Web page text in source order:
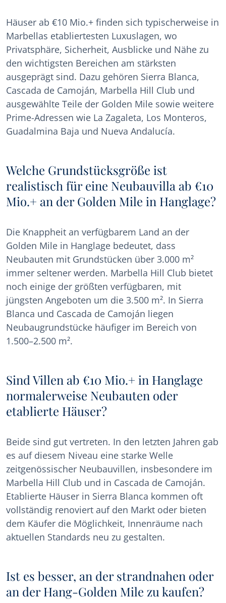
Häuser ab €10 Mio.+ finden sich typischerweise in
Marbellas etabliertesten Luxuslagen, wo
Privatsphäre, Sicherheit, Ausblicke und Nähe zu
den wichtigsten Bereichen am stärksten
ausgeprägt sind. Dazu gehören Sierra Blanca,
Cascada de Camoján, Marbella Hill Club und
ausgewählte Teile der Golden Mile sowie weitere
Prime-Adressen wie La Zagaleta, Los Monteros,
Guadalmina Baja und Nueva Andalucía.
Welche Grundstücksgröße ist
realistisch für eine Neubauvilla ab €10
Mio.+ an der Golden Mile in Hanglage?
Die Knappheit an verfügbarem Land an der
Golden Mile in Hanglage bedeutet, dass
Neubauten mit Grundstücken über 3.000 m²
immer seltener werden. Marbella Hill Club bietet
noch einige der größten verfügbaren, mit
jüngsten Angeboten um die 3.500 m². In Sierra
Blanca und Cascada de Camoján liegen
Neubaugrundstücke häufiger im Bereich von
1.500–2.500 m².
Sind Villen ab €10 Mio.+ in Hanglage
normalerweise Neubauten oder
etablierte Häuser?
Beide sind gut vertreten. In den letzten Jahren gab
es auf diesem Niveau eine starke Welle
zeitgenössischer Neubauvillen, insbesondere im
Marbella Hill Club und in Cascada de Camoján.
Etablierte Häuser in Sierra Blanca kommen oft
vollständig renoviert auf den Markt oder bieten
dem Käufer die Möglichkeit, Innenräume nach
aktuellen Standards neu zu gestalten.
Ist es besser, an der strandnahen oder
an der Hang-Golden Mile zu kaufen?